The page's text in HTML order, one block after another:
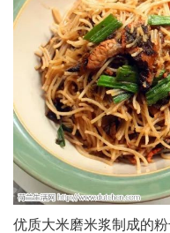
优质大米磨米浆制成的